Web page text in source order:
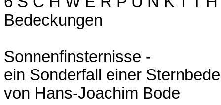
Bedeckungen
Sonnenfinsternisse -
ein Sonderfall einer
von Hans-Joachim Bode